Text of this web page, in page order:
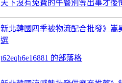
天下沒有免費的午餐別等出事才後
新北韓國四季被物流配合批發》
選
t62eqh6e16881 的部落格